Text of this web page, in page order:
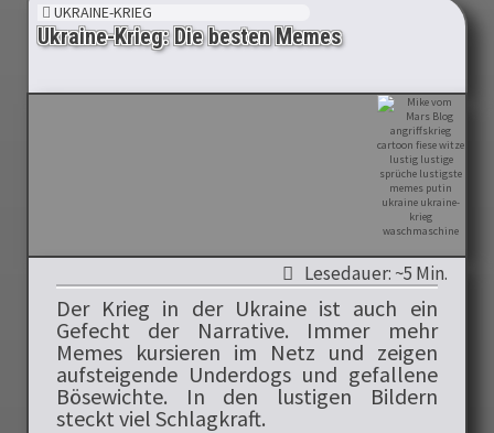
UKRAINE-KRIEG
Ukraine-Krieg: Die besten Memes
Lesedauer: ~5 Min.
Der Krieg in der Ukraine ist auch ein
Gefecht der Narrative. Immer mehr
Memes kursieren im Netz und zeigen
aufsteigende Underdogs und gefallene
Bösewichte. In den lustigen Bildern
steckt viel Schlagkraft.